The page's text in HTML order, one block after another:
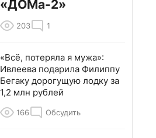
«ДОМа-2»
203 1
«Всё, потеряла я мужа»:
Ивлеева подарила Филиппу
Бегаку дорогущую лодку за
1,2 млн рублей
166 Обсудить